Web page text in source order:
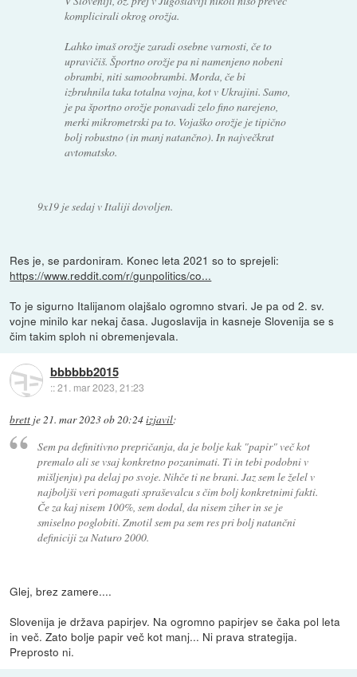
komplicirali okrog orožja.
Lahko imaš orožje zaradi osebne varnosti, če to
upravičiš. Športno orožje pa ni namenjeno nobeni
obrambi, niti samoobrambi. Morda, če bi
izbruhnila taka totalna vojna, kot v Ukrajini. Samo,
je pa športno orožje ponavadi zelo fino narejeno,
merki mikrometrski pa to. Vojaško orožje je tipično
bolj robustno (in manj natančno). In največkrat
avtomatsko.
9x19 je sedaj v Italiji dovoljen.
Res je, se pardoniram. Konec leta 2021 so to sprejeli:
https://www.reddit.com/r/gunpolitics/co...
To je sigurno Italijanom olajšalo ogromno stvari. Je pa od 2. sv.
vojne minilo kar nekaj časa. Jugoslavija in kasneje Slovenija se s
čim takim sploh ni obremenjevala.
bbbbbb2015
::21. mar 2023, 21:23
brett je21. mar 2023 ob 20:24izjavil:
Sem pa definitivno prepričanja, da je bolje kak "papir" več kot
premalo ali se vsaj konkretno pozanimati. Ti in tebi podobni v
mišljenju) pa delaj po svoje. Nihče ti ne brani. Jaz sem le želel v
najboljši veri pomagati spraševalcu s čim bolj konkretnimi fakti.
Če za kaj nisem 100%, sem dodal, da nisem ziher in se je
smiselno poglobiti. Zmotil sem pa sem res pri bolj natančni
definiciji za Naturo 2000.
Glej, brez zamere....
Slovenija je država papirjev. Na ogromno papirjev se čaka pol leta
in več. Zato bolje papir več kot manj... Ni prava strategija.
Preprosto ni.